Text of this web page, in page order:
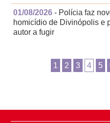
01/08/2026 - Polícia faz
homicídio de Divinópolis e
autor a fugir
1 2 3 4 5